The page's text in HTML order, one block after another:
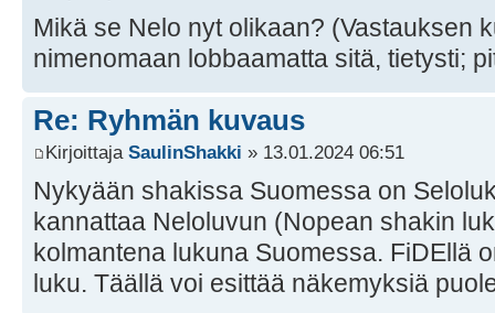
Mikä se Nelo nyt olikaan? (Vastauksen
nimenomaan lobbaamatta sitä, tietysti;
Re: Ryhmän kuvaus
Kirjoittaja SaulinShakki » 13.01.2024 06:51
Nykyään shakissa Suomessa on
kannattaa Neloluvun (Nopean shakin
kolmantena lukuna Suomessa. FiDEllä
luku. Täällä voi esittää näkemyksiä